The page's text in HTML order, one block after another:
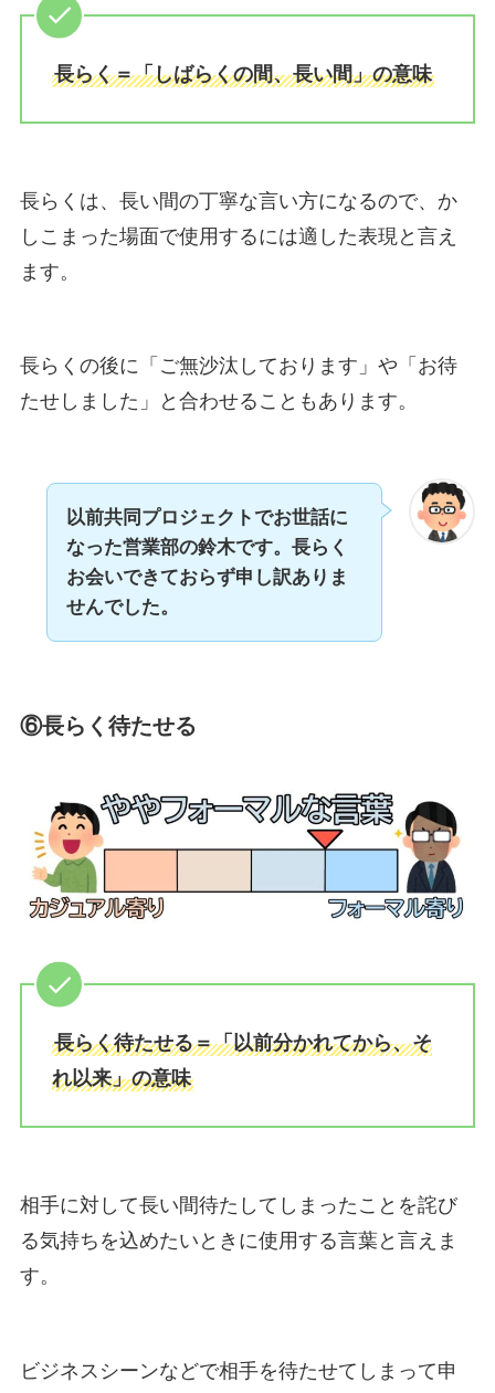
長らく＝「しばらくの間、長い間」の意味
長らくは、長い間の丁寧な言い方になるので、か
しこまった場面で使用するには適した表現と言え
ます。
長らくの後に「ご無沙汰しております」や「お待
たせしました」と合わせることもあります。
以前共同プロジェクトでお世話に
なった営業部の鈴木です。 長らく
お会いできておらず申し訳ありま
せんでした。
⑥長らく待たせる
長らく待たせる＝「以前分かれてから、そ
れ以来」の意味
相手に対して長い間待たしてしまったことを詫び
る気持ちを込めたいときに使用する言葉と言えま
す。
ビジネスシーンなどで相手を待たせてしまって申